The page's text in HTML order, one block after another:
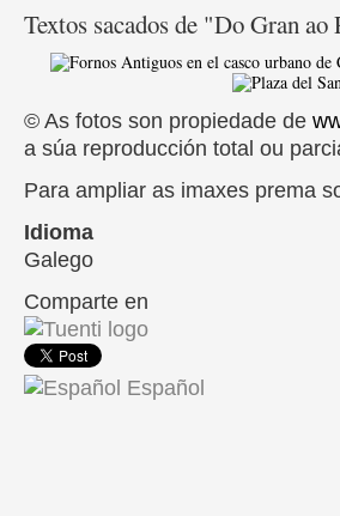
Textos sacados de "Do Gran
© As fotos son propiedade de
a súa reproducción total ou
Para ampliar as imaxes prema
Idioma
Galego
Comparte en
Share on Facebook
Español